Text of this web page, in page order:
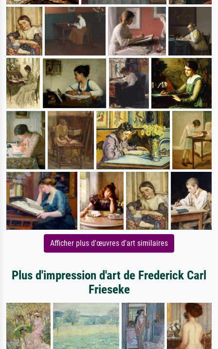
Afficher plus d'œuvres d'art similaires
Plus d'impression d'art de Frederick Carl
Frieseke